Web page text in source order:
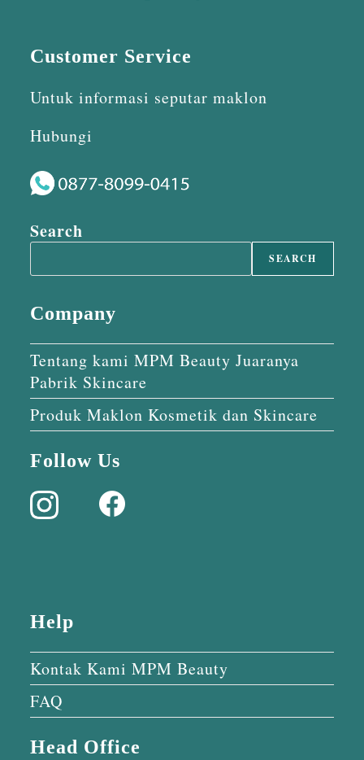
Customer Service
Untuk informasi seputar maklon
Hubungi
Search
SEARCH
Company
Tentang kami MPM Beauty Juaranya
Pabrik Skincare
Produk Maklon Kosmetik dan Skincare
Follow Us
Help
Kontak Kami MPM Beauty
FAQ
Head Office